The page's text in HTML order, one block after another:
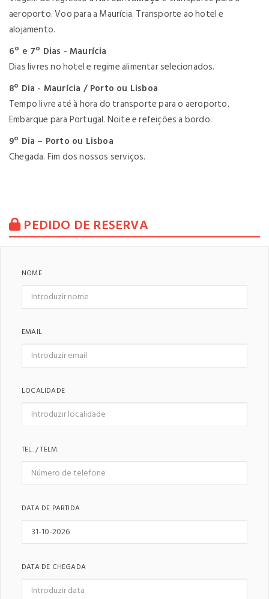
aeroporto. Voo para a Maurícia. Transporte ao hotel e
alojamento.
6º e 7º Dias - Maurícia
Dias livres no hotel e regime alimentar selecionados.
8º Dia - Maurícia / Porto ou Lisboa
Tempo livre até à hora do transporte para o aeroporto.
Embarque para Portugal. Noite e refeições a bordo.
9º Dia – Porto ou Lisboa
Chegada. Fim dos nossos serviços.
PEDIDO DE RESERVA
NOME
EMAIL
LOCALIDADE
TEL. / TELM.
DATA DE PARTIDA
DATA DE CHEGADA